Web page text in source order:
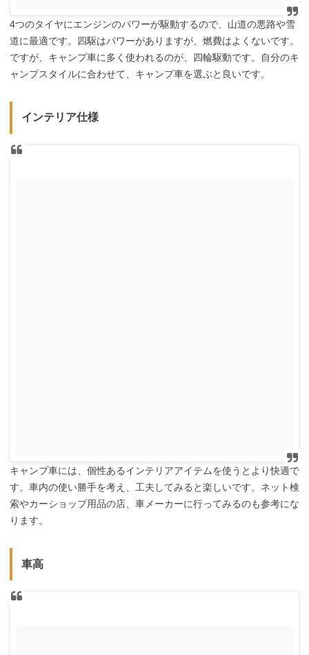
4つのタイヤにエンジンのパワーが駆動するので、山道の悪路や雪
道に最適です。四駆はパワーがありますが、燃費はよくないです。
ですが、キャンプ車に多く使われるのが、四輪駆動です。自分のキ
ャンプスタイルに合わせて、キャンプ車を選ぶと良いです。
インテリア仕様
キャンプ車には、個性あるインテリアアイテムを使うとより快適で
す。車内の使い勝手を考え、工夫してみると楽しいです。ネット検
索やカーショップ用品の店、車メーカーに行ってみるのも参考にな
ります。
車高